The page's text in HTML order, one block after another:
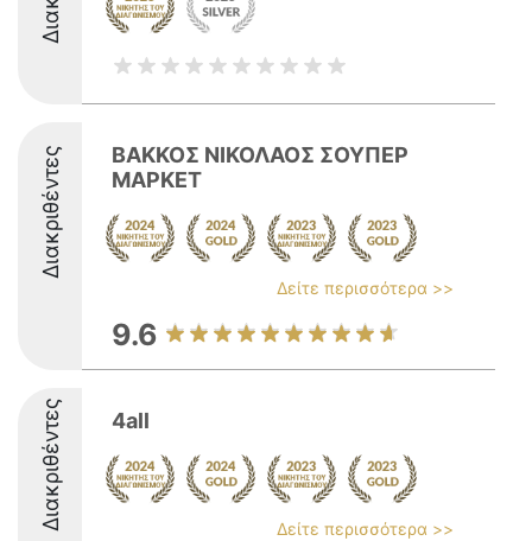
Διακριθέντες
ΒΑΚΚΟΣ ΝΙΚΟΛΑΟΣ ΣΟΥΠΕΡ
ΜΑΡΚΕΤ
Δείτε περισσότερα >>
9.6
Διακριθέντες 4all
Δείτε περισσότερα >>